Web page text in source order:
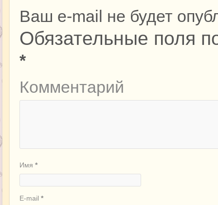
Ваш e-mail не будет
Обязательные поля
*
Комментарий
Имя *
E-mail *